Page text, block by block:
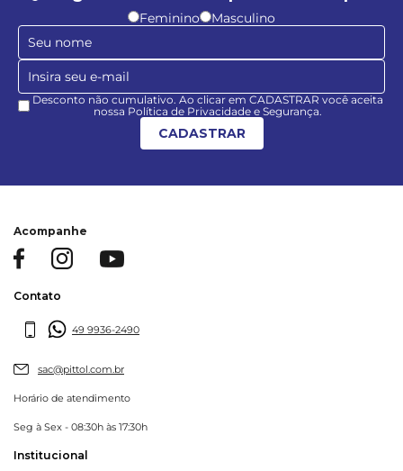
Feminino Masculino
Desconto não cumulativo. Ao clicar em CADASTRAR você aceita
nossa Política de Privacidade e Segurança.
CADASTRAR
Acompanhe
Contato
49 9936-2490
sac@pittol.com.br
Horário de atendimento
Seg à Sex - 08:30h às 17:30h
Institucional